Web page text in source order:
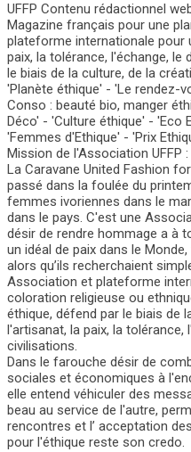
UFFP Contenu rédactionnel
Magazine français pour une
plateforme internationale pour
paix, la tolérance, l'échange,
le biais de la culture, de la
'Planète éthique' - 'Le rendez-
Conso : beauté bio, manger
Déco' - 'Culture éthique' - 'Eco
'Femmes d'Ethique' - 'Prix
Mission de l'Association UFFP :
La Caravane United Fashion
passé dans la foulée du
femmes ivoriennes dans le
dans le pays. C'est une
désir de rendre hommage a à
un idéal de paix dans le
alors qu’ils recherchaient
Association et plateforme
coloration religieuse ou
éthique, défend par le biais de
l'artisanat, la paix, la tolérance,
civilisations.
Dans le farouche désir de
sociales et économiques à
elle entend véhiculer des
beau au service de l'autre,
rencontres et l’ acceptation
pour l'éthique reste son credo.